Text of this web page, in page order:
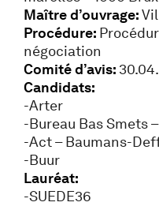
Maître d’ouvrage:
Procédure:
négociation
Comité d’avis:
Candidats:
-Arter
-Bureau Bas Smets
-Act – Baumans-
-Buur
Lauréat:
-SUEDE36